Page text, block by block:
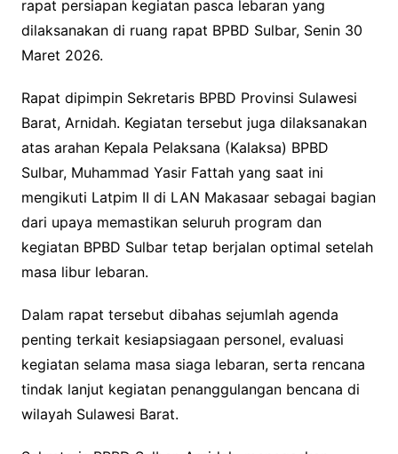
rapat persiapan kegiatan pasca lebaran yang
dilaksanakan di ruang rapat BPBD Sulbar, Senin 30
Maret 2026.
Rapat dipimpin Sekretaris BPBD Provinsi Sulawesi
Barat, Arnidah. Kegiatan tersebut juga dilaksanakan
atas arahan Kepala Pelaksana (Kalaksa) BPBD
Sulbar, Muhammad Yasir Fattah yang saat ini
mengikuti Latpim II di LAN Makasaar sebagai bagian
dari upaya memastikan seluruh program dan
kegiatan BPBD Sulbar tetap berjalan optimal setelah
masa libur lebaran.
Dalam rapat tersebut dibahas sejumlah agenda
penting terkait kesiapsiagaan personel, evaluasi
kegiatan selama masa siaga lebaran, serta rencana
tindak lanjut kegiatan penanggulangan bencana di
wilayah Sulawesi Barat.